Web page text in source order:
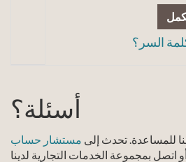
السر؟
أسئلة؟
للمساعدة. تحدث إلى مستشار حساب SMUD
اتصل بمجموعة الخدمات التجارية لدينا